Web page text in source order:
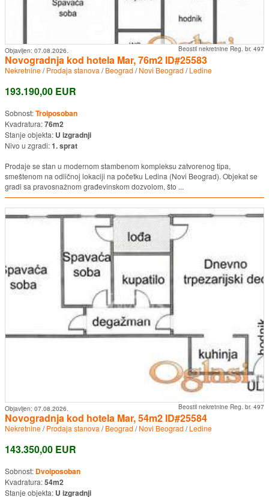
Beostil nekretnine Reg. br. 497
Objavljen: 07.08.2026.
Novogradnja kod hotela Mar, 76m2 ID#25583
Nekretnine/Prodaja stanova /Beograd /Novi Beograd /Ledine
193.190,00 EUR
Sobnost:Troiposoban
Kvadratura:76m2
Stanje objekta: U izgradnji
Nivo u zgradi:1. sprat
Prodaje se stan u modernom stambenom kompleksu zatvorenog tipa,
smeštenom na odličnoj lokaciji na početku Ledina (Novi Beograd). Objekat se
gradi sa pravosnažnom građevinskom dozvolom, što ...
Beostil nekretnine Reg. br. 497
Objavljen: 07.08.2026.
Novogradnja kod hotela Mar, 54m2 ID#25584
Nekretnine/Prodaja stanova /Beograd /Novi Beograd /Ledine
143.350,00 EUR
Sobnost: Dvoiposoban
Kvadratura:54m2
Stanje objekta: U izgradnji